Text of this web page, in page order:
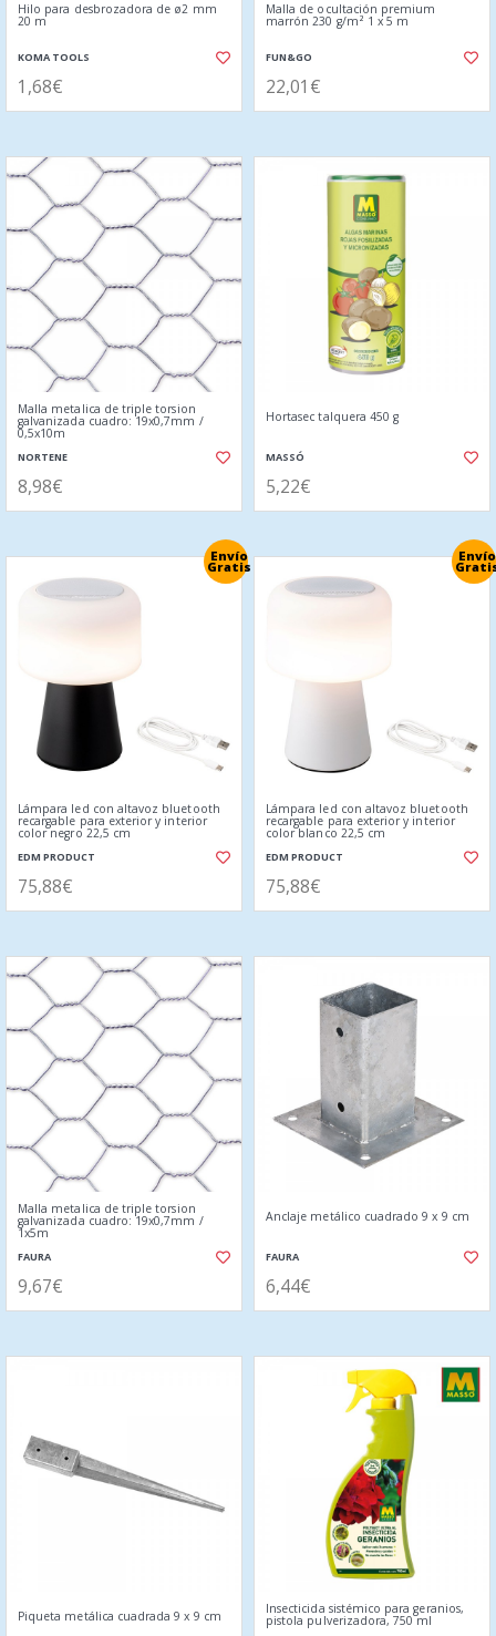
Hilo para desbrozadora de ø2 mm
20 m
KOMA TOOLS
1,68€
Malla de ocultación premium
marrón 230 g/m² 1 x 5 m
FUN&GO
22,01€
Malla metalica de triple torsion
galvanizada cuadro: 19x0,7mm /
0,5x10m
NORTENE
8,98€
Hortasec talquera 450 g
MASSÓ
5,22€
Envío
Gratis
Lámpara led con altavoz bluetooth
recargable para exterior y interior
color negro 22,5 cm
EDM PRODUCT
75,88€
Envío
Lámpara led con altavoz bluetooth
recargable para exterior y interior
color blanco 22,5 cm
EDM PRODUCT
75,88€
Malla metalica de triple torsion
galvanizada cuadro: 19x0,7mm /
1x5m
FAURA
9,67€
Anclaje metálico cuadrado 9 x 9 cm
FAURA
6,44€
Piqueta metálica cuadrada 9 x 9 cm Insecticida sistémico para geranios,
pistola pulverizadora, 750 ml